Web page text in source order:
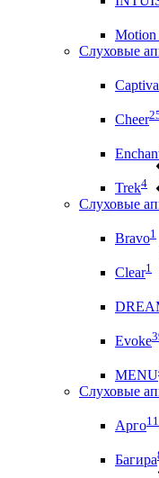
Слуховые
Cheer
Trek4
Слуховые
Bravo1
Clear1
Evoke
MENU
Слуховые
Арго11
Багира